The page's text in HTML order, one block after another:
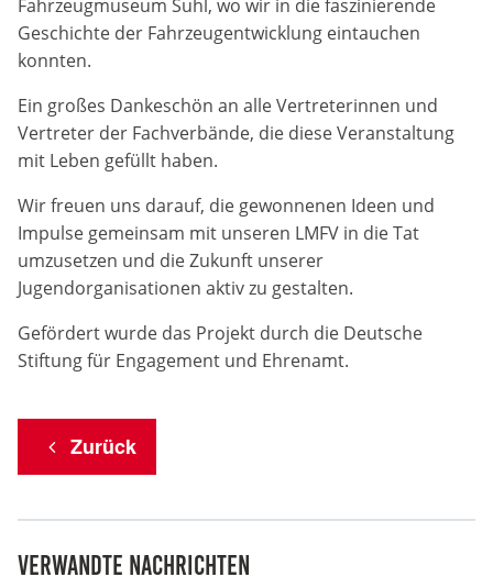
Fahrzeugmuseum Suhl, wo wir in die faszinierende
Geschichte der Fahrzeugentwicklung eintauchen
konnten.
Ein großes Dankeschön an alle Vertreterinnen und
Vertreter der Fachverbände, die diese Veranstaltung
mit Leben gefüllt haben.
Wir freuen uns darauf, die gewonnenen Ideen und
Impulse gemeinsam mit unseren LMFV in die Tat
umzusetzen und die Zukunft unserer
Jugendorganisationen aktiv zu gestalten.
Gefördert wurde das Projekt durch die Deutsche
Stiftung für Engagement und Ehrenamt.
Zurück
Verwandte Nachrichten
Name:
Anbieter:
DMSB
Zweck:
Dieser Cookie speichert Informationen zu
verwendeten Hintergrundbildern der Website.
Cookie Laufzeit:
24 Stunden
Name:
cookie_consent
DMSB